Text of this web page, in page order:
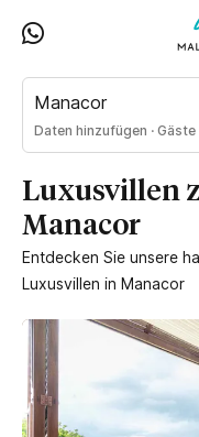
Manacor
Daten hinzufügen · Gäste
Luxusvillen
Manacor
Entdecken Sie unsere
Luxusvillen in Manacor